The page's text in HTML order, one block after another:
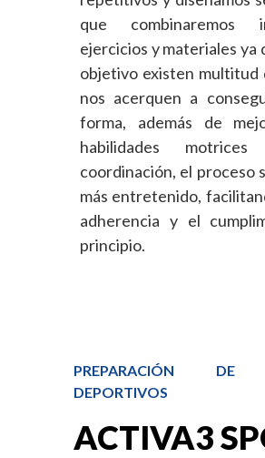
que combinaremos
ejercicios y materiales ya
objetivo existen multitud
nos acerquen a
forma, además de
habilidades
coordinación, el proceso
más entretenido,
adherencia y el
principio.
PREPARACIÓN DE
DEPORTIVOS
ACTIVA3